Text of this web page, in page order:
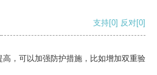
支持[0] 反对[0]
，可以加强防护措施，比如增加双重验